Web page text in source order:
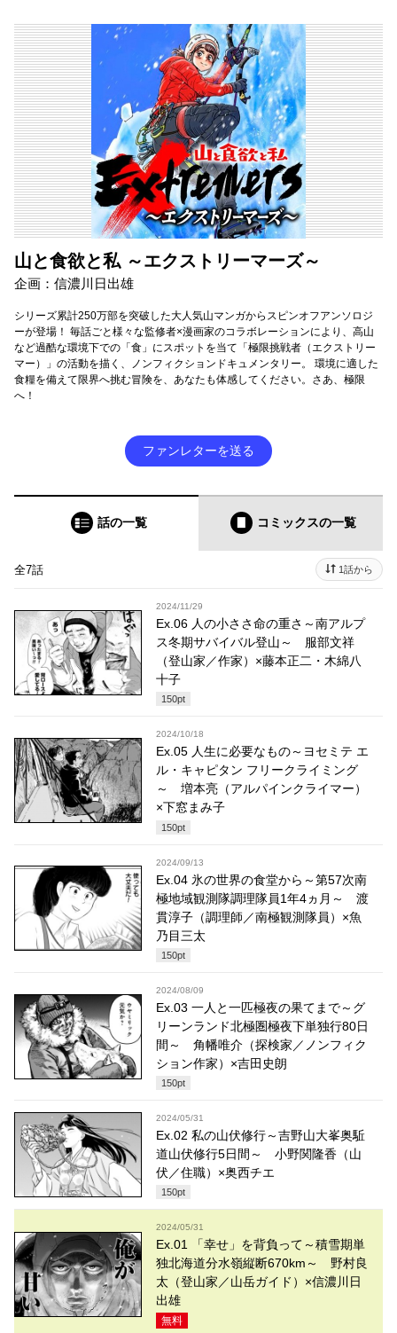
山と食欲と私 ～エクストリーマーズ～
企画：信濃川日出雄
シリーズ累計250万部を突破した大人気山マンガからスピンオフアンソロジ
ーが登場！ 毎話ごと様々な監修者×漫画家のコラボレーションにより、高山
など過酷な環境下での「食」にスポットを当て「極限挑戦者（エクストリー
マー）」の活動を描く、ノンフィクションドキュメンタリー。 環境に適した
食糧を備えて限界へ挑む冒険を、あなたも体感してください。さあ、極限
へ！
ファンレターを送る
話の一覧 コミックスの一覧
全7話 1話から
2024/11/29
Ex.06 人の小ささ命の重さ～南アルプ
ス冬期サバイバル登山～ 服部文祥
（登山家／作家）×藤本正二・木綿八
十子
150pt
2024/10/18
Ex.05 人生に必要なもの～ヨセミテ エ
ル・キャピタン フリークライミング
～ 増本亮（アルパインクライマー）
×下窓まみ子
150pt
2024/09/13
Ex.04 氷の世界の食堂から～第57次南
極地域観測隊調理隊員1年4ヵ月～ 渡
貫淳子（調理師／南極観測隊員）×魚
乃目三太
150pt
2024/08/09
Ex.03 一人と一匹極夜の果てまで～グ
リーンランド北極圏極夜下単独行80日
間～ 角幡唯介（探検家／ノンフィク
ション作家）×吉田史朗
150pt
2024/05/31
Ex.02 私の山伏修行～吉野山大峯奥駈
道山伏修行5日間～ 小野関隆香（山
伏／住職）×奥西チエ
150pt
2024/05/31
Ex.01 「幸せ」を背負って～積雪期単
独北海道分水嶺縦断670km～ 野村良
太（登山家／山岳ガイド）×信濃川日
出雄
無料